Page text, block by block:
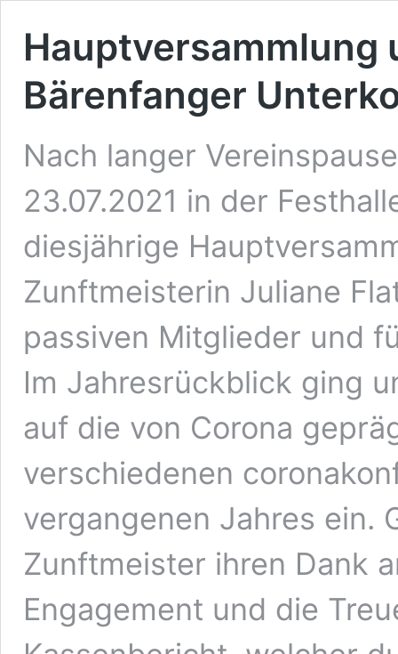
Hauptversammlung
Bärenfanger
Nach langer
23.07.2021 in der
diesjährige
Zunftmeisterin Juliane
passiven Mitglieder und
Im Jahresrückblick ging
auf die von Corona
verschiedenen
vergangenen Jahres ein.
Zunftmeister ihren Dank
Engagement und die